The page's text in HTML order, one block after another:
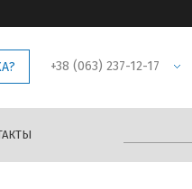
+38 (063) 237-12-17